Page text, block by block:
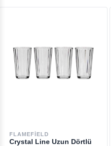
FLAMEFIELD
Crystal Line Uzun Dörtlü